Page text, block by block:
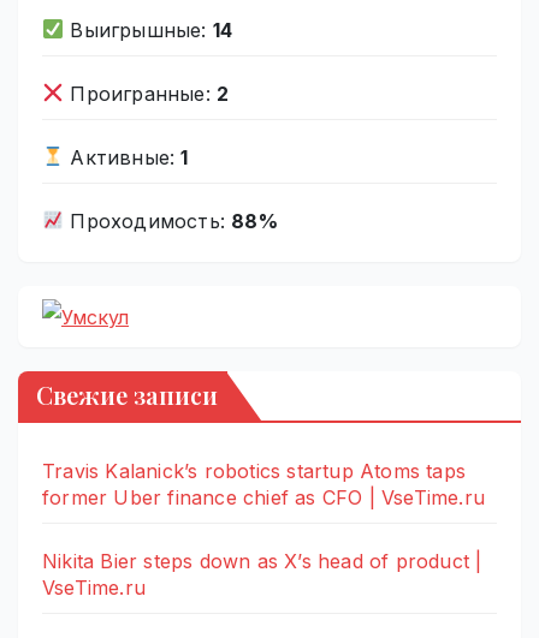
Выигрышные: 14
Проигранные: 2
Активные:1
Проходимость: 88%
Свежие записи
Travis Kalanick’s robotics startup Atoms taps
former Uber finance chief as CFO | VseTime.ru
Nikita Bier steps down as X’s head of product |
VseTime.ru